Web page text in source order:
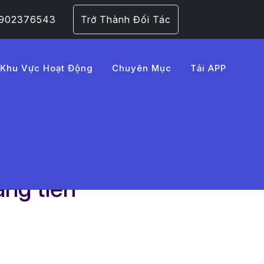
Trở Thành Đối Tác
Khu Vực Hoạt Động Chuyên Mục Tải APP
tiền